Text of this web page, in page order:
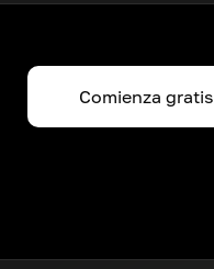
Comienza gratis